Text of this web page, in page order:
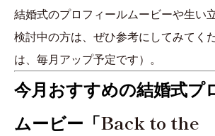
結婚式のプロフィールムービーや生い
検討中の方は、ぜひ参考にしてみてく
は、毎月アップ予定です）。
今月おすすめの結婚式プ
ムービー「 Back to the